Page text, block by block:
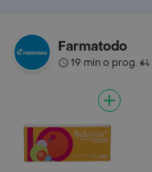
Farmatodo
19 min o prog.•